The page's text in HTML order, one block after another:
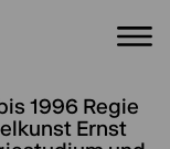
1996 Regie
Ernst